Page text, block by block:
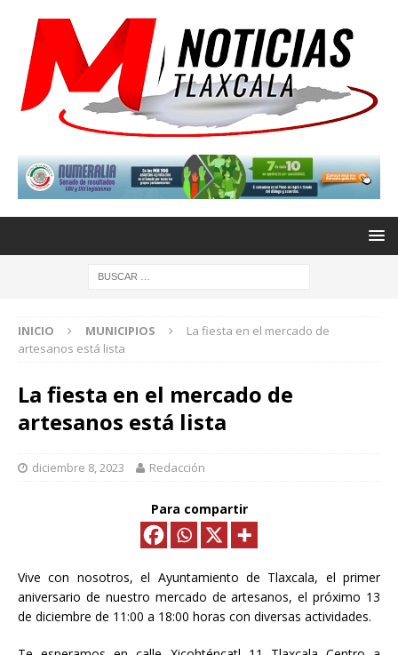
INICIO MUNICIPIOS
La fiesta en el mercado de
artesanos está lista
La fiesta en el mercado de
artesanos está lista
diciembre 8, 2023 Redacción
Para compartir
Vive con nosotros, el Ayuntamiento de Tlaxcala, el primer
aniversario de nuestro mercado de artesanos, el próximo 13
de diciembre de 11:00 a 18:00 horas con diversas actividades.